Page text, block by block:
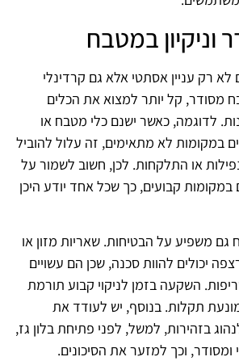
וניקיון במטבח
לא רק עניין אסתטי אלא גם קרדינלי
מסודר, קל יותר למצוא את הכלים
לדוגמה, כאשר ישנם כלי מטבח או
במקומות לא מתאימים, זה עלול להוביל
או התלקחות. לכן, חשוב לשמור על
קבועים, כך שכל אחד יודע היכן
גם משפיע על הבטיחות. שאריות מזון או
יכולים להוות סכנה, שכן הם עשויים
השקעה בזמן לניקוי קבוע תורמת
תקלות. בנוסף, יש לעודד את
בזהירות, למשל, לפני פתיחת בלון גז,
וכך למזער את הסיכונים.